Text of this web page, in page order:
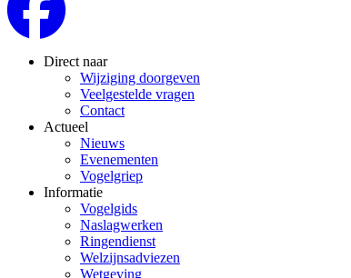
Direct naar
Wijziging doorgeven
Veelgestelde vragen
Contact
Actueel
Nieuws
Evenementen
Vogelgriep
Informatie
Vogelgids
Naslagwerken
Ringendienst
Welzijnsadviezen
Wetgeving